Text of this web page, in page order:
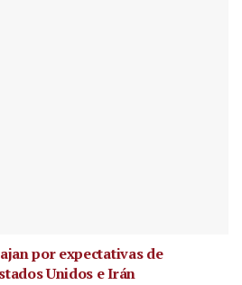
por expectativas de
Unidos e Irán